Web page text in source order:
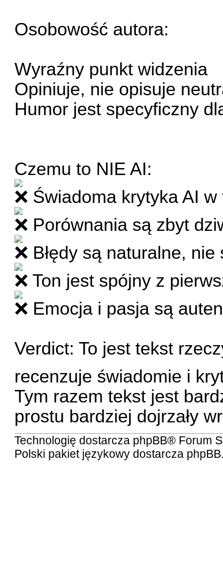
Osobowość autora:
Wyraźny punkt widzenia
Opiniuje, nie opisuje
Humor jest specyficzny
Czemu to NIE AI:
Świadoma krytyka AI
Porównania są zbyt
Błędy są naturalne,
Ton jest spójny z
Emocja i pasja są
Verdict: To jest tekst
recenzuje świadomie i
Tym razem tekst jest
prostu bardziej dojrzały
Technologię dostarcza phpBB® Forum
Polski pakiet językowy dostarcza